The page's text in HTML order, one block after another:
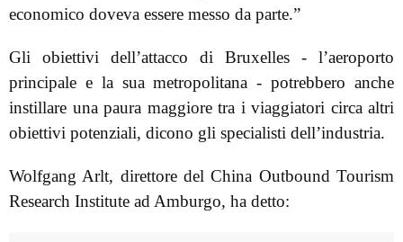
economico doveva essere messo da parte.”
Gli obiettivi dell’attacco di Bruxelles - l’aeroporto
principale e la sua metropolitana - potrebbero anche
instillare una paura maggiore tra i viaggiatori circa altri
obiettivi potenziali, dicono gli specialisti dell’industria.
Wolfgang Arlt, direttore del China Outbound Tourism
Research Institute ad Amburgo, ha detto: